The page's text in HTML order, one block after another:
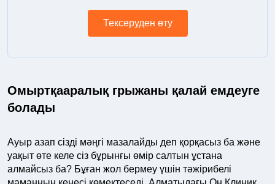
Тексеруден өту
Омыртқааралық грыжаны қалай емдеуге
болады
Ауыр азап сізді мәңгі мазалайды деп қорқасыз ба және
уақыт өте келе сіз бұрынғы өмір салтын ұстана
алмайсыз ба? Бұған жол бермеу үшін тәжірибелі